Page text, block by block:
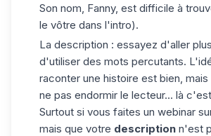
Son nom, Fanny, est difficile à
le vôtre dans l'intro).
La description : essayez d'aller
d'utiliser des mots percutants.
raconter une histoire est bien, mais
ne pas endormir le lecteur... là
Surtout si vous faites un webinar
mais que votre description n'est